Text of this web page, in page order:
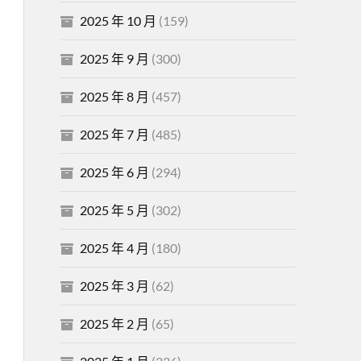
2025 年 10 月 (159)
2025 年 9 月 (300)
2025 年 8 月 (457)
2025 年 7 月 (485)
2025 年 6 月 (294)
2025 年 5 月 (302)
2025 年 4 月 (180)
2025 年 3 月 (62)
2025 年 2 月 (65)